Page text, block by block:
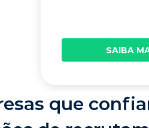
SAIBA
que